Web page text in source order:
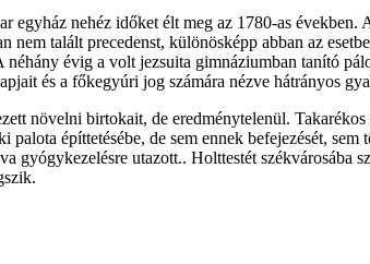
nehéz időket élt meg az 1780-as
talált precedenst, különösképp abban az
évig a volt jezsuita gimnáziumban tanító
és a főkegyúri jog számára nézve hátrányos
növelni birtokait, de eredménytelenül. Takarékos
építtetésébe, de sem ennek befejezését,
gyógykezelésre utazott.. Holttestét székvárosába